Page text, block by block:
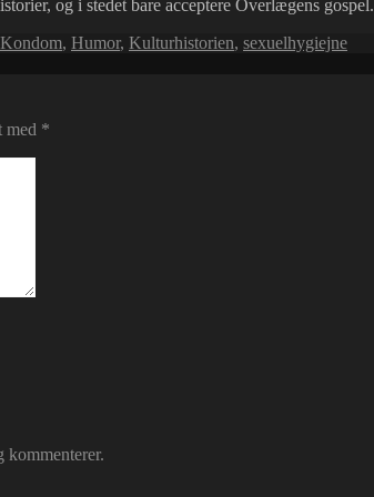
og i stedet bare acceptere Overlægens gospel.
, Humor, Kulturhistorien, sexuelhygiejne
med *
kommenterer.